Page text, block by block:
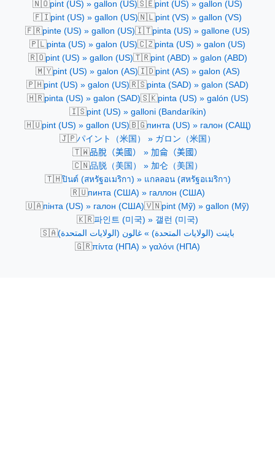
🇳🇴pint (US) » gallon (US)🇸🇪pint (US) » gallon (US)
🇫🇮pint (US) » gallon (US)🇳🇱pint (VS) » gallon (VS)
🇫🇷pinte (US) » gallon (US)🇮🇹pinta (US) » gallone (US)
🇵🇱pinta (US) » galon (US)🇨🇿pinta (US) » galon (US)
🇷🇴pint (US) » gallon (US)🇹🇷pint (ABD) » galon (ABD)
🇲🇾pint (US) » galon (AS)🇮🇩pint (AS) » galon (AS)
🇵🇭pint (US) » galon (US)🇷🇸pinta (SAD) » galon (SAD)
🇭🇷pinta (US) » galon (SAD)🇸🇰pinta (US) » galón (US)
🇮🇸pint (US) » galloni (Bandaríkin)
🇭🇺pint (US) » gallon (US)🇧🇬пинта (US) » галон (САЩ)
🇯🇵パイント（米国） » ガロン（米国）
🇹🇼品脫（美國） » 加侖（美國）
🇨🇳品脱（美国） » 加仑（美国）
🇹🇭ปินต์ (สหรัฐอเมริกา) » แกลลอน (สหรัฐอเมริกา)
🇷🇺пинта (США) » галлон (США)
🇺🇦пінта (US) » галон (США)🇻🇳pint (Mỹ) » gallon (Mỹ)
🇰🇷파인트 (미국) » 갤런 (미국)
🇸🇦باينت (الولايات المتحدة) » غالون (الولايات المتحدة)
🇬🇷πίντα (ΗΠΑ) » γαλόνι (ΗΠΑ)